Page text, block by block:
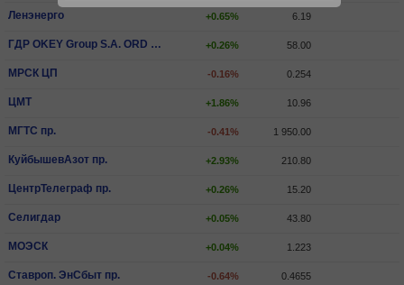
Ленэнерго +0.65% 6.19
ГДР OKEY Group S.A. ORD SHS +0.26% 58.00
МРСК ЦП -0.16% 0.254
ЦМТ +1.86% 10.96
МГТС пр. -0.41% 1 950.00
КуйбышевАзот пр. +2.93% 210.80
ЦентрТелеграф пр. +0.26% 15.20
Селигдар +0.05% 43.80
МОЭСК +0.04% 1.223
Ставроп. ЭнСбыт пр. -0.64% 0.4655